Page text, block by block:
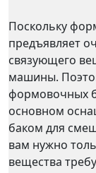
Поскольку
предъявляет
связующего
машины.
формовочных
основном
баком для
вам нужно
вещества